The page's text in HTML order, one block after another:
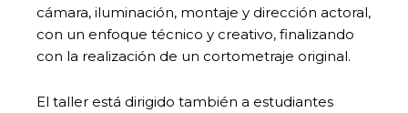
cámara, iluminación, montaje y dirección actoral,
con un enfoque técnico y creativo, finalizando
con la realización de un cortometraje original.
El taller está dirigido también a estudiantes